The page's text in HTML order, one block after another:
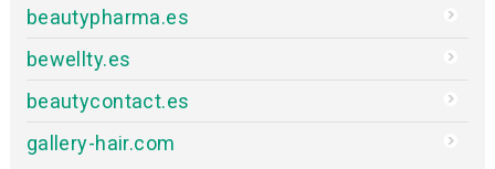
beautypharma.es
bewellty.es
beautycontact.es
gallery-hair.com